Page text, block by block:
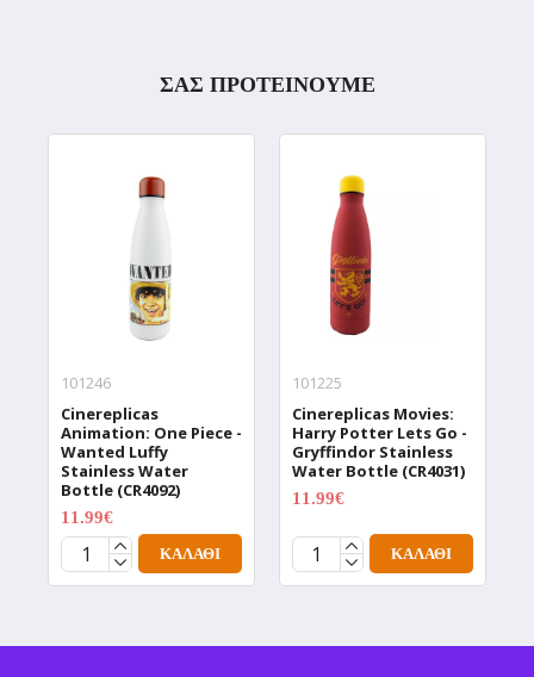
ΣΑΣ ΠΡΟΤΕΙΝΟΥΜΕ
101246
Cinereplicas
Animation: One Piece -
Wanted Luffy
Stainless Water
Bottle (CR4092)
11.99€
ΚΑΛΆΘΙ
101225
Cinereplicas Movies:
Harry Potter Lets Go -
Gryffindor Stainless
Water Bottle (CR4031)
11.99€
ΚΑΛΆΘΙ